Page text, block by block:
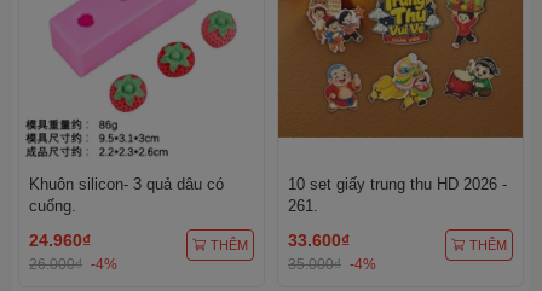
Khuôn silicon- 3 quả dâu có
cuống.
24.960₫
26.000₫ -4%
THÊM
10 set giấy trung thu HD 2026 -
261.
33.600₫
35.000₫ -4%
THÊM